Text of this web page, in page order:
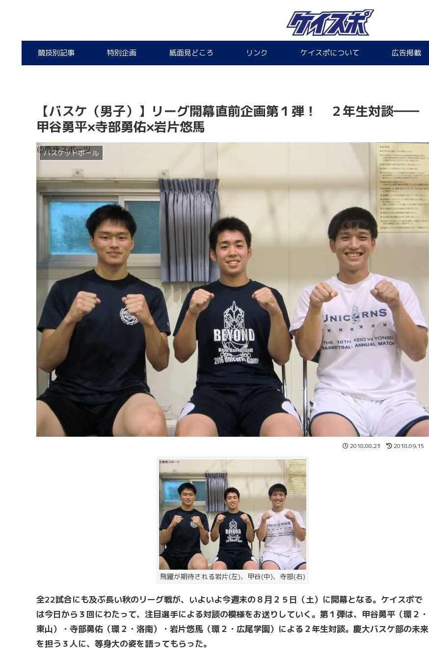
競技別記事 特別企画 紙面見どころ リンク ケイスポについて 広告掲載
【バスケ（男子）】リーグ開幕直前企画第１弾！ ２年生対談――
甲谷勇平×寺部勇佑×岩片悠馬
バスケットボール
2018.08.23 2018.09.15
飛躍が期待される岩片(左)、甲谷(中)、寺部(右)
全22試合にも及ぶ長い秋のリーグ戦が、いよいよ今週末の８月２５日（土）に開幕となる。ケイスポで
は今日から３回にわたって、注目選手による対談の模様をお送りしていく。第１弾は、甲谷勇平（環２・
東山）・寺部勇佑（環２・洛南）・岩片悠馬（環２・広尾学園）による２年生対談。慶大バスケ部の未来
を担う３人に、等身大の姿を語ってもらった。